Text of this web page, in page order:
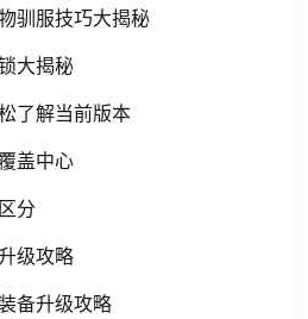
驯服技巧大揭秘
大揭秘
了解当前版本
盖中心
分
级攻略
备升级攻略